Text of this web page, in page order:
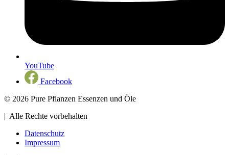
YouTube
Facebook
© 2026 Pure Pflanzen Essenzen und Öle
| Alle Rechte vorbehalten
Datenschutz
Impressum